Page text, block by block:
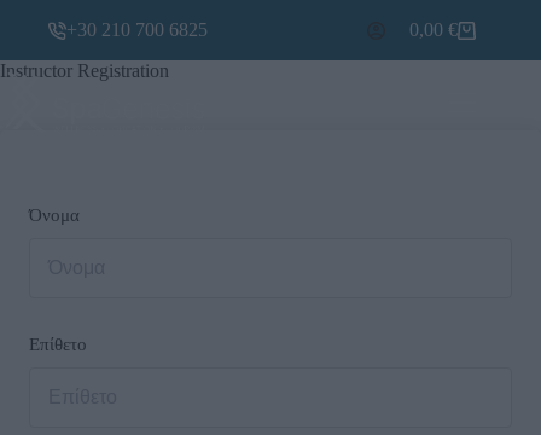
+30 210 700 6825 0,00€
Instructor Registration
Όνομα
Επίθετο